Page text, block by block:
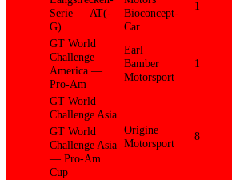
Serie — AT(-
G)
Bioconcept-
Car
1
GT World
Challenge
America —
Pro-Am
Earl
Bamber
Motorsport
1
GT World
Challenge Asia
Origine
Motorsport
8
GT World
Challenge Asia
— Pro-Am
Cup